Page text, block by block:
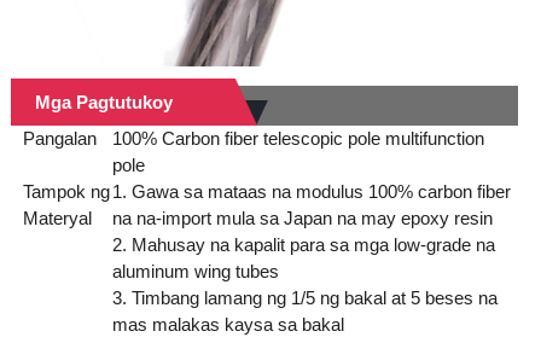
Mga Pagtutukoy
Pangalan
100% Carbon fiber telescopic pole multifunction
pole
Tampok ng
Materyal
1. Gawa sa mataas na modulus 100% carbon fiber
na na-import mula sa Japan na may epoxy resin
2. Mahusay na kapalit para sa mga low-grade na
aluminum wing tubes
3. Timbang lamang ng 1/5 ng bakal at 5 beses na
mas malakas kaysa sa bakal